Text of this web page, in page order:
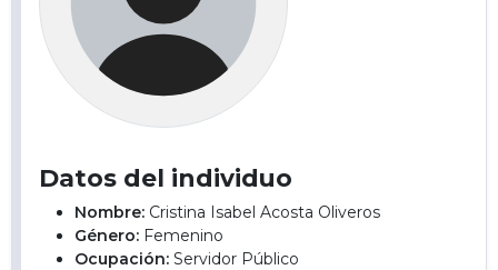
Datos del individuo
Nombre: Cristina Isabel Acosta Oliveros
Género: Femenino
Ocupación: Servidor Público